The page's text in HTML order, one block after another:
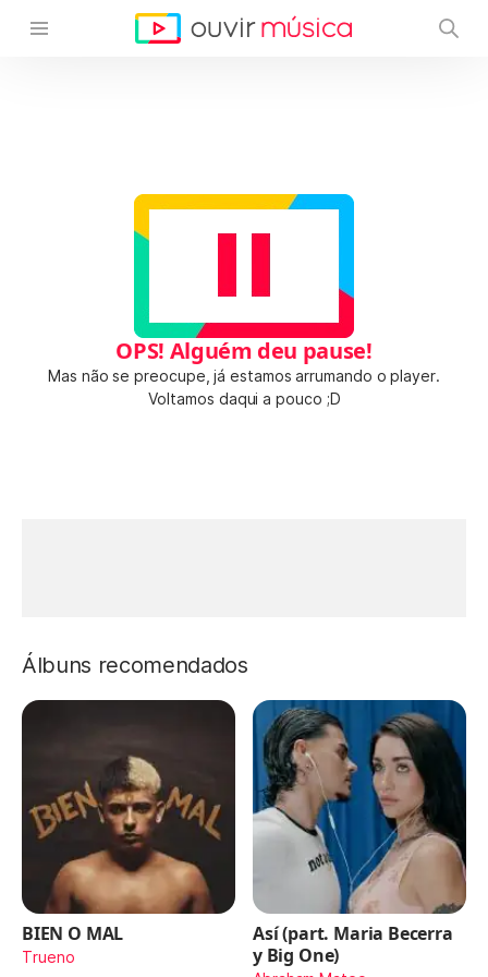
OPS! Alguém deu pause!
Mas não se preocupe, já estamos arrumando o player.
Voltamos daqui a pouco ;D
Álbuns recomendados
BIEN O MAL
Trueno
Así (part. Maria Becerra
y Big One)